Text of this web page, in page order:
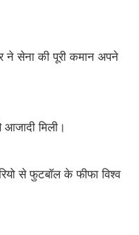
ने सेना की पूरी कमान अपने
आजादी मिली।
से फुटबॉल के फीफा विश्व